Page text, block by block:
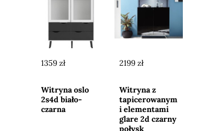
1359 zł
sklepu
Witryna oslo
2s4d biało-
czarna
2199 zł
sklepu
Witryna z
tapicerowanym
i elementami
glare 2d czarny
połysk